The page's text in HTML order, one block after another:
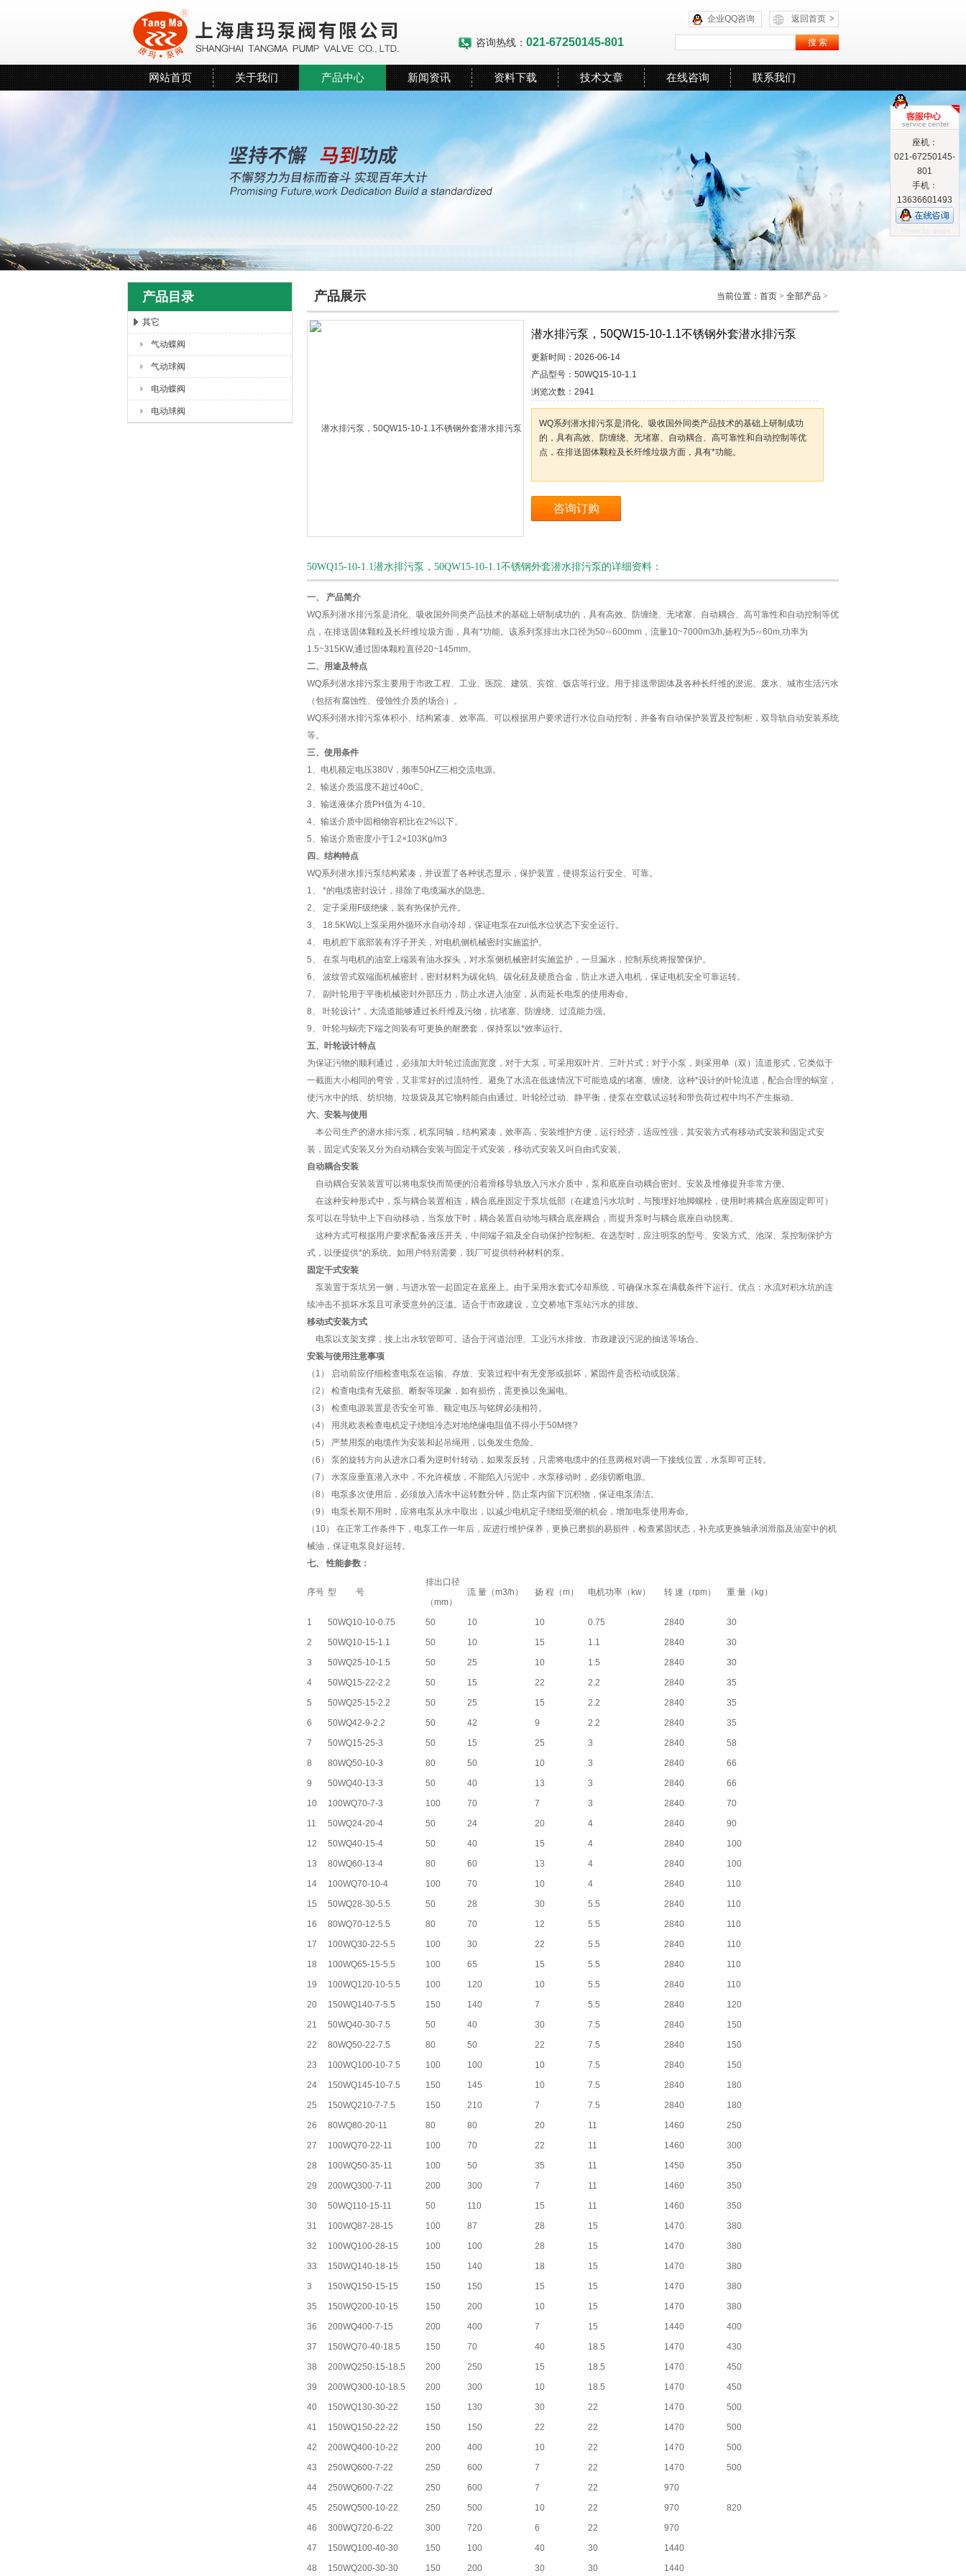
上海唐玛泵阀有限公司
返回首页 >
企业QQ咨询
咨询热线： 021-67250145-801
网站首页 关于我们 产品中心 新闻资讯 资料下载 技术文章 在线咨询 联系我们
产品目录
其它
气动蝶阀
气动球阀
电动蝶阀
电动球阀
产品展示 当前位置： 首页 > 全部产品 >
潜水排污泵，50QW15-10-1.1不锈钢外套潜水排污泵
更新时间： 2026-06-14
产品型号： 50WQ15-10-1.1
浏览次数： 2941
WQ系列潜水排污泵是消化、吸收国外同类产品技术的基础上研制成功
的，具有高效、防缠绕、无堵塞、自动耦合、高可靠性和自动控制等优
点，在排送固体颗粒及长纤维垃圾方面，具有*功能。
咨询订购
50WQ15-10-1.1潜水排污泵，50QW15-10-1.1不锈钢外套潜水排污泵的详细资料：
一、 产品简介
WQ系列潜水排污泵是消化、吸收国外同类产品技术的基础上研制成功的，具有高效、防缠绕、无堵塞、自动耦合、高可靠性和自动控制等优
点，在排送固体颗粒及长纤维垃圾方面，具有*功能。该系列泵排出水口径为50∽600mm，流量10~7000m3/h,扬程为5∽60m,功率为
1.5~315KW,通过固体颗粒直径20~145mm。
二、 用途及特点
WQ系列潜水排污泵主要用于市政工程、工业、医院、建筑、宾馆、饭店等行业。用于排送带固体及各种长纤维的淤泥、废水、城市生活污水
（包括有腐蚀性、侵蚀性介质的场合）。
WQ系列潜水排污泵体积小、结构紧凑、效率高、可以根据用户要求进行水位自动控制，并备有自动保护装置及控制柜，双导轨自动安装系统
等。
三、使用条件
1、电机额定电压380V，频率50HZ三相交流电源。
2、输送介质温度不超过40oC。
3、输送液体介质PH值为 4-10。
4、输送介质中固相物容积比在2%以下。
5、输送介质密度小于1.2×103Kg/m3
四、结构特点
WQ系列潜水排污泵结构紧凑，并设置了各种状态显示，保护装置，使得泵运行安全、可靠。
1、 *的电缆密封设计，排除了电缆漏水的隐患。
2、 定子采用F级绝缘，装有热保护元件。
3、 18.5KW以上泵采用外循环水自动冷却，保证电泵在zui低水位状态下安全运行。
4、 电机腔下底部装有浮子开关，对电机侧机械密封实施监护。
5、 在泵与电机的油室上端装有油水探头，对水泵侧机械密封实施监护，一旦漏水，控制系统将报警保护。
6、 波纹管式双端面机械密封，密封材料为碳化钨、碳化硅及硬质合金，防止水进入电机，保证电机安全可靠运转。
7、 副叶轮用于平衡机械密封外部压力，防止水进入油室，从而延长电泵的使用寿命。
8、 叶轮设计*，大流道能够通过长纤维及污物，抗堵塞、防缠绕、过流能力强。
9、 叶轮与蜗壳下端之间装有可更换的耐磨套，保持泵以*效率运行。
五、叶轮设计特点
为保证污物的顺利通过，必须加大叶轮过流面宽度，对于大泵，可采用双叶片、三叶片式；对于小泵，则采用单（双）流道形式，它类似于
一截面大小相同的弯管，又非常好的过流特性。避免了水流在低速情况下可能造成的堵塞、缠绕。这种*设计的叶轮流道，配合合理的蜗室，
使污水中的纸、纺织物、垃圾袋及其它物料能自由通过。叶轮经过动、静平衡，使泵在空载试运转和带负荷过程中均不产生振动。
六、安装与使用
本公司生产的潜水排污泵，机泵同轴，结构紧凑，效率高，安装维护方便，运行经济，适应性强，其安装方式有移动式安装和固定式安
装，固定式安装又分为自动耦合安装与固定干式安装，移动式安装又叫自由式安装。
自动耦合安装
自动耦合安装装置可以将电泵快而简便的沿着滑移导轨放入污水介质中，泵和底座自动耦合密封。安装及维修提升非常方便。
在这种安种形式中，泵与耦合装置相连，耦合底座固定于泵坑低部（在建造污水坑时，与预埋好地脚螺栓，使用时将耦合底座固定即可）
泵可以在导轨中上下自动移动，当泵放下时，耦合装置自动地与耦合底座耦合，而提升泵时与耦合底座自动脱离。
这种方式可根据用户要求配备液压开关，中间端子箱及全自动保护控制柜。在选型时，应注明泵的型号、安装方式、池深、泵控制保护方
式，以便提供*的系统。如用户特别需要，我厂可提供特种材料的泵。
固定干式安装
泵装置于泵坑另一侧，与进水管一起固定在底座上。由于采用水套式冷却系统，可确保水泵在满载条件下运行。优点：水流对积水坑的连
续冲击不损坏水泵且可承受意外的泛滥。适合于市政建设，立交桥地下泵站污水的排放。
移动式安装方式
电泵以支架支撑，接上出水软管即可。适合于河道治理、工业污水排放、市政建设污泥的抽送等场合。
安装与使用注意事项
（1） 启动前应仔细检查电泵在运输、存放、安装过程中有无变形或损坏，紧固件是否松动或脱落。
（2） 检查电缆有无破损、断裂等现象，如有损伤，需更换以免漏电。
（3） 检查电源装置是否安全可靠、额定电压与铭牌必须相符。
（4） 用兆欧表检查电机定子绕组冷态对地绝缘电阻值不得小于50M佟?
（5） 严禁用泵的电缆作为安装和起吊绳用，以免发生危险。
（6） 泵的旋转方向从进水口看为逆时针转动，如果泵反转，只需将电缆中的任意两根对调一下接线位置，水泵即可正转。
（7） 水泵应垂直潜入水中，不允许横放，不能陷入污泥中，水泵移动时，必须切断电源。
（8） 电泵多次使用后，必须放入清水中运转数分钟，防止泵内留下沉积物，保证电泵清洁。
（9） 电泵长期不用时，应将电泵从水中取出，以减少电机定子绕组受潮的机会，增加电泵使用寿命。
（10） 在正常工作条件下，电泵工作一年后，应进行维护保养，更换已磨损的易损件，检查紧固状态，补充或更换轴承润滑脂及油室中的机
械油，保证电泵良好运转。
七、 性能参数：
序号 型 号
排出口径
（mm）
流 量（m3/h） 扬 程（m） 电机功率（kw） 转 速（rpm） 重 量（kg）
1 50WQ10-10-0.75 50 10 10 0.75 2840
30
2
50WQ10-15-1.1 50 10 15 1.1 2840
30
3
50WQ25-10-1.5 50 25 10 1.5 2840
30
4
50WQ15-22-2.2 50 15 22 2.2 2840
35
5
50WQ25-15-2.2 50 25 15 2.2 2840
35
6
50WQ42-9-2.2 50 42 9 2.2 2840
35
7
50WQ15-25-3 50 15 25 3 2840
58
8
80WQ50-10-3 80 50 10 3 2840
66
9
50WQ40-13-3 50 40 13 3 2840
66
10
100WQ70-7-3 100 70 7 3 2840
70
11
50WQ24-20-4 50 24 20 4 2840
90
12
50WQ40-15-4 50 40 15 4 2840
100
13
80WQ60-13-4 80 60 13 4 2840
100
14
100WQ70-10-4 100 70 10 4 2840
110
15
50WQ28-30-5.5 50 28 30 5.5 2840
110
16
80WQ70-12-5.5 80 70 12 5.5 2840
110
17
100WQ30-22-5.5 100 30 22 5.5 2840
110
18
100WQ65-15-5.5 100 65 15 5.5 2840
110
19
100WQ120-10-5.5 100 120 10 5.5 2840
110
20
150WQ140-7-5.5 150 140 7 5.5 2840
120
21
50WQ40-30-7.5 50 40 30 7.5 2840
150
22
80WQ50-22-7.5 80 50 22 7.5 2840
150
23
100WQ100-10-7.5 100 100 10 7.5 2840
150
24
150WQ145-10-7.5 150 145 10 7.5 2840
180
25
150WQ210-7-7.5 150 210 7 7.5 2840
180
26
80WQ80-20-11 80 80 20 11 1460
250
27
100WQ70-22-11 100 70 22 11 1460
300
28
100WQ50-35-11 100 50 35 11 1450
350
29
200WQ300-7-11 200 300 7 11 1460
350
30
50WQ110-15-11 50 110 15 11 1460
350
31
100WQ87-28-15 100 87 28 15 1470
380
32
100WQ100-28-15 100 100 28 15 1470
380
33
150WQ140-18-15 150 140 18 15 1470
380
3
150WQ150-15-15 150 150 15 15 1470
380
35
150WQ200-10-15 150 200 10 15 1470
380
36
200WQ400-7-15 200 400 7 15 1440
400
37
150WQ70-40-18.5 150 70 40 18.5 1470
430
38
200WQ250-15-18.5 200 250 15 18.5 1470
450
39
200WQ300-10-18.5 200 300 10 18.5 1470
450
40
150WQ130-30-22 150 130 30 22 1470
500
41
150WQ150-22-22 150 150 22 22 1470
500
42
200WQ400-10-22 200 400 10 22 1470
500
43
250WQ600-7-22 250 600 7 22 1470
500
44
250WQ600-7-22 250 600 7 22
970
820
45 250WQ500-10-22 250 500 10 22
970
46
300WQ720-6-22 300 720 6 22
970
47
150WQ100-40-30 150 100 40 30
1440
48
150WQ200-30-30 150 200 30 30 1440
座机：
021-67250145-
801
手机：
13636601493